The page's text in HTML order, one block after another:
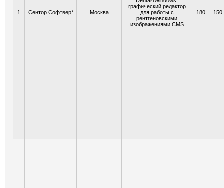
1 Сентор Софтвер* Москва
графический редактор
для работы с
рентгеновскими
изображениями CMS
180 150